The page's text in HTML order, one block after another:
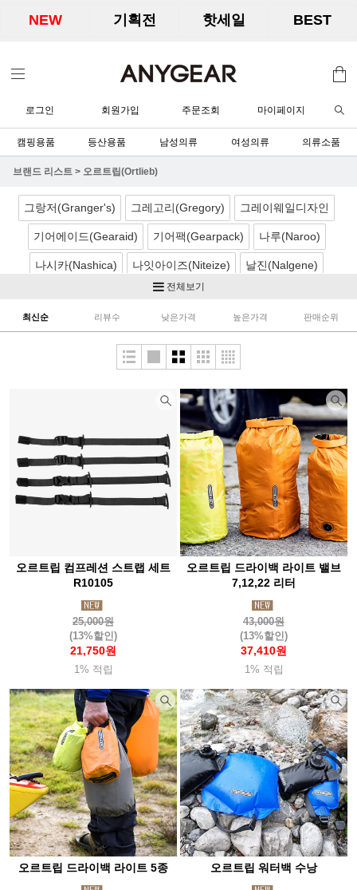
NEW 기획전 핫세일 BEST
로그인 회원가입 주문조회 마이페이지
캠핑용품 등산용품 남성의류 여성의류 의류소품
브랜드 리스트 > 오르트립(Ortlieb)
그랑저(Granger's) 그레고리(Gregory) 그레이웨일디자인
기어에이드(Gearaid) 기어팩(Gearpack) 나루(Naroo)
나시카(Nashica) 나잇아이즈(Niteize) 날진(Nalgene)
네이처하이크(Naturehike) 노르딕캠프(Nordicamp)
니모(Nemo) 노박스(Nobox) 닉왁스(Nikwax)
더캠퍼(TheCamper)
랩(Rab) 레키(Leki) 루베르
루시올(Luciole) 루세코(Luceco) 뢰클(Roeckl) 마메이타
마운트리버(Mountriver) 마운트피크
마운틴스미스(MountainS) 마티니(Mattini) 매트릭스(Matrix)
메카닉스웨어(Mechanix)
모라나이프(Morakniv) 모슈(Mosh)
몬스터라이트 몬테라(Monterra) 몬츄라(Montura)
미니멀웍스(Mnmalworks) 미스테리월(Mysterywall)
반고(Vango) 배핀(Baffin)
베어본즈(Barebones) 벨락(BellRock)
벨토(Vellto) 보커(Boker) 본플래그(Bonflag) 부쉬크래프트
부에노웍스 브로너(Broner) 브루트
블랙다이아몬드(Blackdia) 블랜더보틀(BlenderBottle)
블루아이디(Blueidee) 블랙폭스(Blackfox) 비욘드노르딕
빅토스 빔블(Bimble) 비폴(Vipole) 빅아그네스(Bigagnes)
살로몬 360디그리(360degrees) 선스키(Sunski)
소토(Soto) 솔로(Solo) 솔라브라더(Solabrather)
전체보기
최신순 리뷰수 낮은가격 높은가격 판매순위
오르트립 컴프레션 스트랩 세트
R10105
25,000원
(13%할인)
21,750원
1% 적립
오르트립 드라이백 라이트 밸브
7,12,22 리터
43,000원
(13%할인)
37,410원
1% 적립
오르트립 드라이백 라이트 5종 오르트립 워터백 수낭